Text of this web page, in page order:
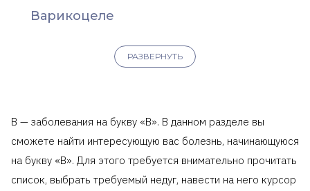
Варикоцеле
РАЗВЕРНУТЬ
В — заболевания на букву «В». В данном разделе вы
сможете найти интересующую вас болезнь, начинающуюся
на букву «В». Для этого требуется внимательно прочитать
список, выбрать требуемый недуг, навести на него курсор